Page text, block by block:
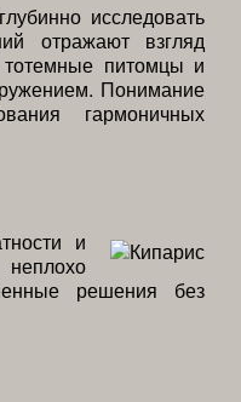
исследовать
отражают взгляд
питомцы и
Понимание
гармоничных
и
решения без